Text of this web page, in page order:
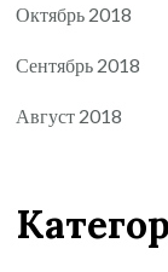
Октябрь 2018
Сентябрь 2018
Август 2018